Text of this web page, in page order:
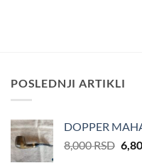
POSLEDNJI ARTIKLI
DOPPER
8,000RSD